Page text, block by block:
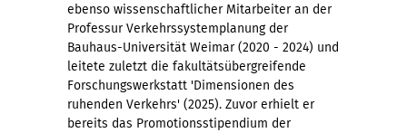
ebenso wissenschaftlicher Mitarbeiter an der
Professur Verkehrssystemplanung der
Bauhaus-Universität Weimar (2020 - 2024) und
leitete zuletzt die fakultätsübergreifende
Forschungswerkstatt 'Dimensionen des
ruhenden Verkehrs' (2025). Zuvor erhielt er
bereits das Promotionsstipendium der